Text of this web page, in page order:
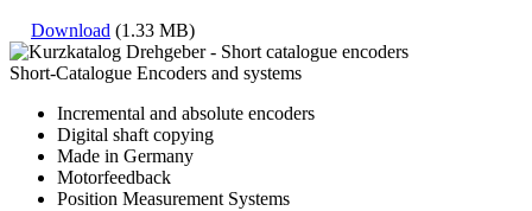
Download (1.33 MB)
Short-Catalogue Encoders and systems
Incremental and absolute encoders
Digital shaft copying
Made in Germany
Motorfeedback
Position Measurement Systems